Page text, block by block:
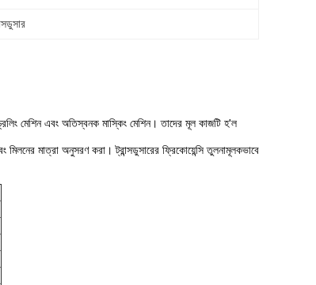
মেশিন এবং অতিস্বনক মাস্কিং মেশিন। তাদের মূল কাজটি হ'ল
মিলনের মাত্রা অনুসরণ করা। ট্রান্সডুসারের ফ্রিকোয়েন্সি তুলনামূলকভাবে